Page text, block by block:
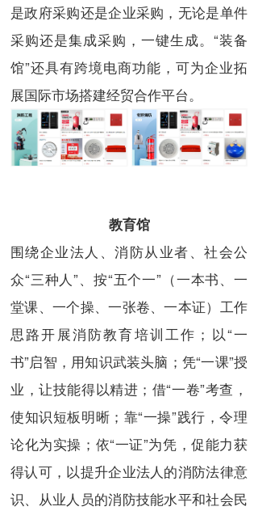
是政府采购还是企业采购，无论是单件
采购还是集成采购，一键生成。“装备
馆”还具有跨境电商功能，可为企业拓
展国际市场搭建经贸合作平台。
教育馆
围绕企业法人、消防从业者、社会公
众“三种人”、按“五个一”（一本书、一
堂课、一个操、一张卷、一本证）工作
思路开展消防教育培训工作；以“一
书”启智，用知识武装头脑；凭“一课”授
业，让技能得以精进；借“一卷”考查，
使知识短板明晰；靠“一操”践行，令理
论化为实操；依“一证”为凭，促能力获
得认可，以提升企业法人的消防法律意
识、从业人员的消防技能水平和社会民